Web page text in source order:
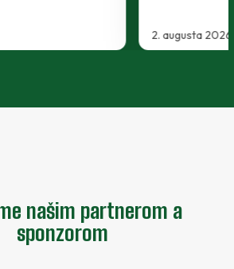
našim partnerom a
sponzorom